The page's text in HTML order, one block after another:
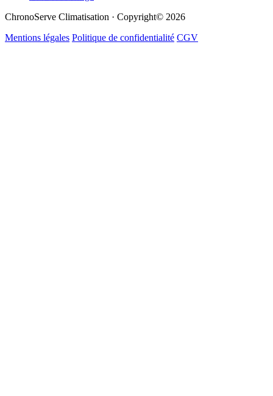
ChronoServe Climatisation · Copyright© 2026
Mentions légales Politique de confidentialité CGV